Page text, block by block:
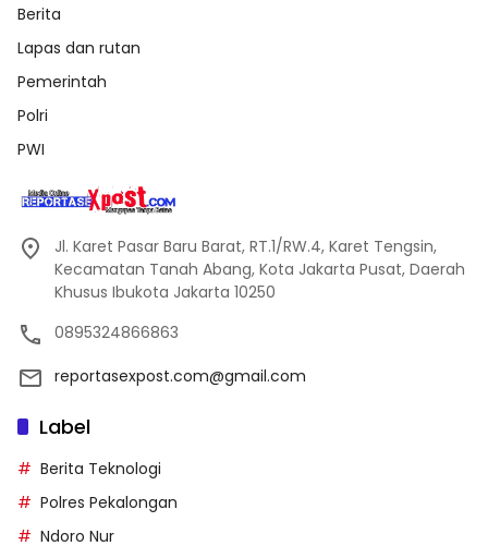
Berita
Lapas dan rutan
Pemerintah
Polri
PWI
Jl. Karet Pasar Baru Barat, RT.1/RW.4, Karet Tengsin,
Kecamatan Tanah Abang, Kota Jakarta Pusat, Daerah
Khusus Ibukota Jakarta 10250
0895324866863
reportasexpost.com@gmail.com
Label
Berita Teknologi
Polres Pekalongan
Ndoro Nur